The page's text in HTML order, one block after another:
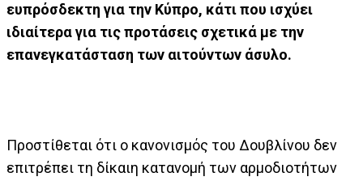
ευπρόσδεκτη για την Κύπρο, κάτι που ισχύει
ιδιαίτερα για τις προτάσεις σχετικά με την
επανεγκατάσταση των αιτούντων άσυλο.
Προστίθεται ότι ο κανονισμός του Δουβλίνου δεν
επιτρέπει τη δίκαιη κατανομή των αρμοδιοτήτων